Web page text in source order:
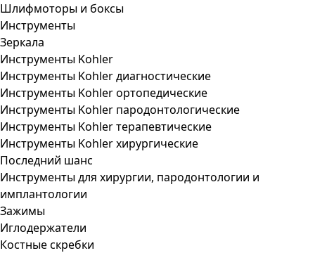
Шлифмоторы и боксы
Инструменты
Зеркала
Инструменты Kohler
Инструменты Kohler диагностические
Инструменты Kohler ортопедические
Инструменты Kohler пародонтологические
Инструменты Kohler терапевтические
Инструменты Kohler хирургические
Последний шанс
Инструменты для хирургии, пародонтологии и
имплантологии
Зажимы
Иглодержатели
Костные скребки